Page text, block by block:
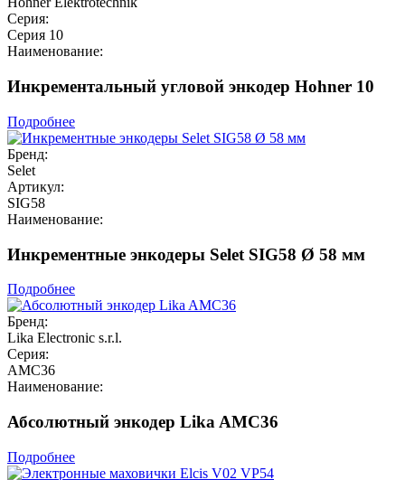
Серия:
Серия 10
Наименование:
Инкрементальный угловой энкодер Hohner 10
Подробнее
Бренд:
Selet
Артикул:
SIG58
Наименование:
Инкрементные энкодеры Selet SIG58 Ø 58 мм
Подробнее
Бренд:
Lika Electronic s.r.l.
Серия:
AMC36
Наименование:
Абсолютный энкодер Lika AMC36
Подробнее